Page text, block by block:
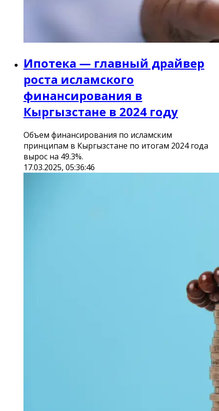
Ипотека — главный драйвер
роста исламского
финансирования в
Кыргызстане в 2024 году
Объем финансирования по исламским
принципам в Кыргызстане по итогам 2024 года
вырос на 49.3%.
17.03.2025, 05:36:46